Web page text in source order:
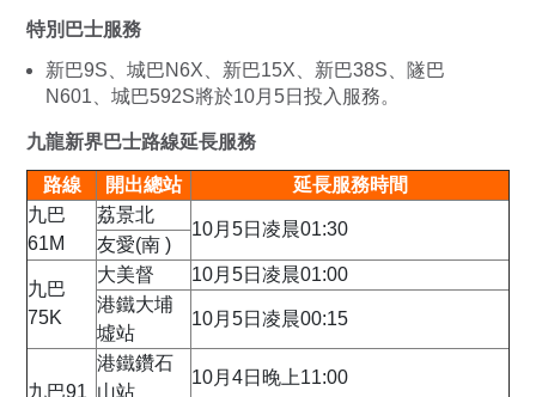
特別巴士服務
新巴9S、城巴N6X、新巴15X、新巴38S、隧巴
N601、城巴592S將於10月5日投入服務。
九龍新界巴士路線延長服務
路線 開出總站
延長服務時間
九巴
61M
荔景北
10月5日凌晨01:30
友愛(南 )
九巴
75K
大美督
10月5日凌晨01:00
港鐵大埔
墟站
10月5日凌晨00:15
九巴91
港鐵鑽石
山站
10月4日晚上11:00